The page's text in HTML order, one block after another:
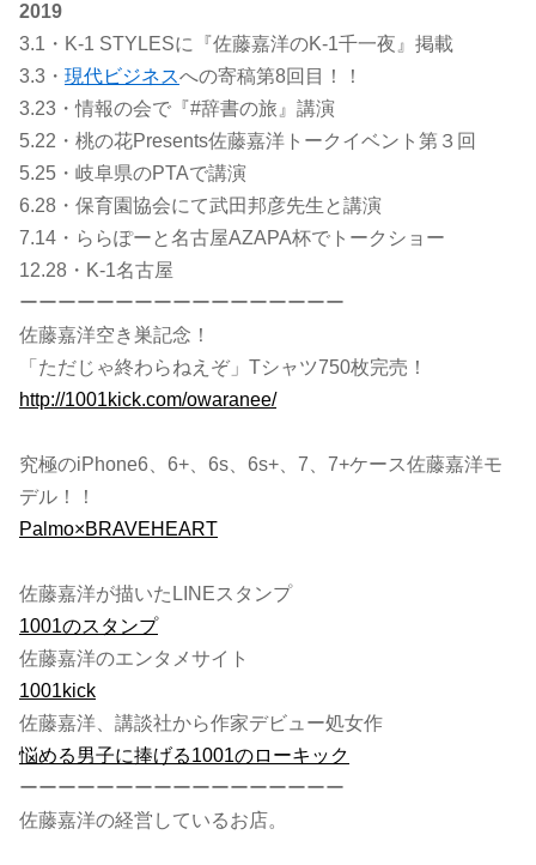
2019
3.1・K-1 STYLESに『佐藤嘉洋のK-1千一夜』掲載
3.3・ 現代ビジネスへの寄稿第8回目！！
3.23・情報の会で『#辞書の旅』講演
5.22・桃の花Presents佐藤嘉洋トークイベント第３回
5.25・岐阜県のPTAで講演
6.28・保育園協会にて武田邦彦先生と講演
7.14・ららぽーと名古屋AZAPA杯でトークショー
12.28・K-1名古屋
ーーーーーーーーーーーーーーーーー
佐藤嘉洋空き巣記念！
「ただじゃ終わらねえぞ」Tシャツ750枚完売！
http://1001kick.com/owaranee/
究極のiPhone6、6+、6s、6s+、7、7+ケース佐藤嘉洋モ
デル！！
Palmo×BRAVEHEART
佐藤嘉洋が描いたLINEスタンプ
1001のスタンプ
佐藤嘉洋のエンタメサイト
1001kick
佐藤嘉洋、講談社から作家デビュー処女作
悩める男子に捧げる1001のローキック
ーーーーーーーーーーーーーーーーー
佐藤嘉洋の経営しているお店。